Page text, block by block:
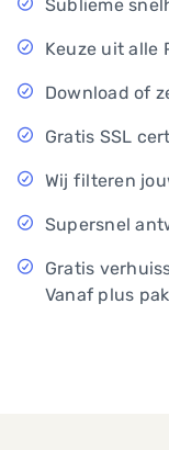
Sublieme
Keuze uit alle
Download of
Gratis SSL
Wij filteren
Supersnel
Gratis
Vanaf plus